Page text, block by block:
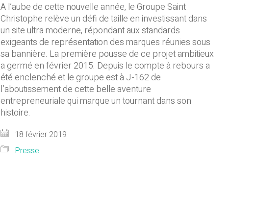
A l’aube de cette nouvelle année, le Groupe Saint
Christophe relève un défi de taille en investissant dans
un site ultra moderne, répondant aux standards
exigeants de représentation des marques réunies sous
sa bannière. La première pousse de ce projet ambitieux
a germé en février 2015. Depuis le compte à rebours a
été enclenché et le groupe est à J-162 de
l’aboutissement de cette belle aventure
entrepreneuriale qui marque un tournant dans son
histoire.
18 février 2019
Presse